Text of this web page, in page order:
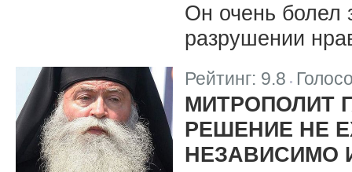
Он очень болел
разрушении
Рейтинг: 9.8
МИТРОПОЛИТ
РЕШЕНИЕ НЕ
НЕЗАВИСИМО